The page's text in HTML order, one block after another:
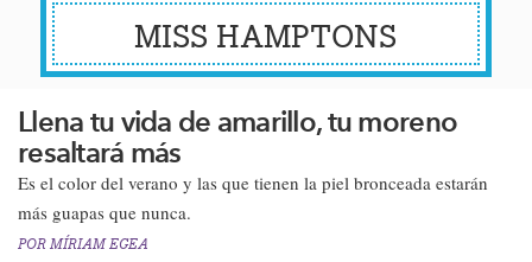
MISS HAMPTONS
Llena tu vida de amarillo, tu moreno
resaltará más
Es el color del verano y las que tienen la piel bronceada estarán
más guapas que nunca​.
POR MÍRIAM EGEA